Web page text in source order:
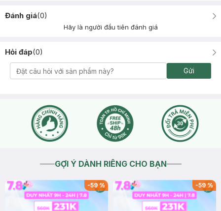
Đánh giá(0)
Hãy là người đầu tiên đánh giá
Hỏi đáp(0)
Gửi
GỢI Ý DÀNH RIÊNG CHO BẠN
-59% -59%